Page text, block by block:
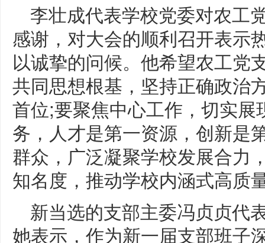
李壮成代表学校党委对农工
感谢，对大会的顺利召开表示
以诚挚的问候。他希望农工党
共同思想根基，坚持正确政治
首位;要聚焦中心工作，切实
务，人才是第一资源，创新是
群众，广泛凝聚学校发展合力
知名度，推动学校内涵式高质
新当选的支部主委冯贞贞代
她表示，作为新一届支部班子